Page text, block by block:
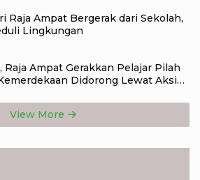
Raja Ampat Bergerak dari Sekolah,
Lingkungan
Raja Ampat Gerakkan Pelajar Pilah
Didorong Lewat Aksi
View More